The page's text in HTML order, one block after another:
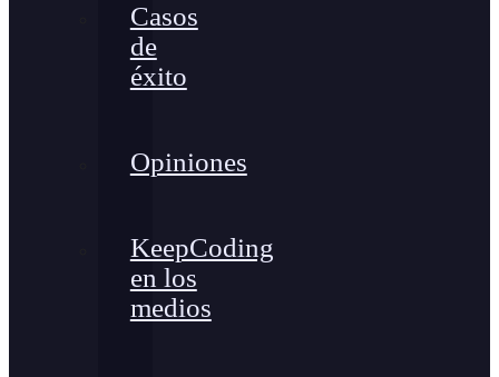
Casos
de
éxito
Opiniones
KeepCoding
en los
medios